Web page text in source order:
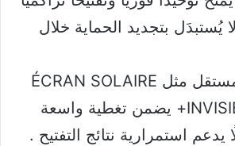
يُستبدَل بتجديد الحماية خلال
اعتماد واقٍ مستقل مثل ÉCRAN SOLAIRE
INVISIBLE SPF50+ يضمن تغطية واسعة
يدعم استمرارية نتائج التفتيح .